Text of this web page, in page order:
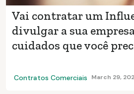
Vai contratar um
divulgar a sua
cuidados que você
Contratos Comerciais March 29,